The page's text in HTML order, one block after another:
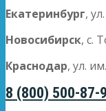
Екатеринбург,
Новосибирск, с.
Краснодар, ул.
8 (800) 500-87-